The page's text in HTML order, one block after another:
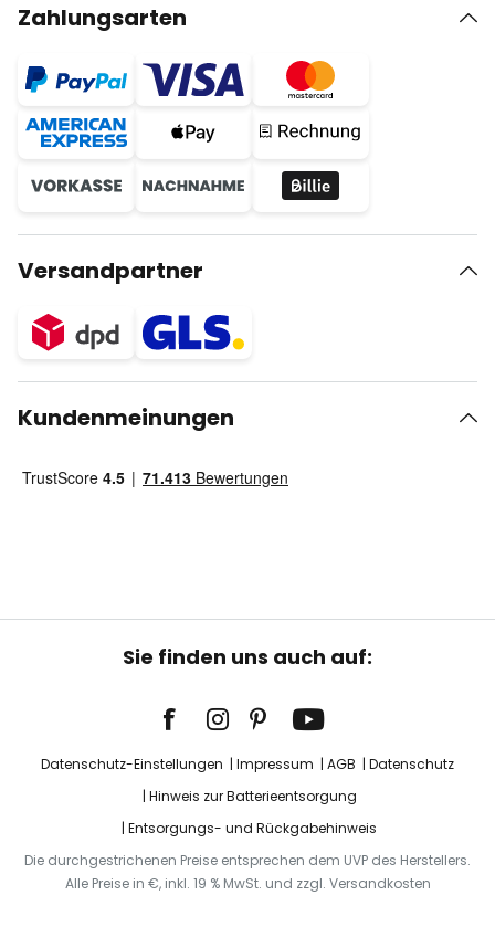
Zahlungsarten
Versandpartner
Kundenmeinungen
Sie finden uns auch auf:
Datenschutz-Einstellungen Impressum AGB
Datenschutz
Hinweis zur Batterieentsorgung
Entsorgungs- und Rückgabehinweis
Die durchgestrichenen Preise entsprechen dem UVP des Herstellers.
Alle Preise in €, inkl. 19 % MwSt. und zzgl. Versandkosten